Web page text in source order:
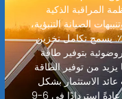
المراقبة الذكية
الصيانة التنبؤية،
يقلل التكاليف التشغيلية بنسبة 45٪. يسمح تكامل تخزين
بتوفير طاقة
من توفير الطاقة
عائد الاستثمار بشكل
كبير، حيث تحقق مشاريع تخزين الطاقة عادةً استردادًا في 6-9